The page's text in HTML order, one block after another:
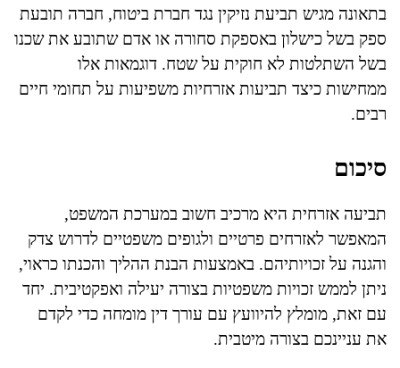
בתאונה מגיש תביעת נזיקין נגד חברת ביטוח, חברה תובעת
ספק בשל כישלון באספקת סחורה או אדם שתובע את שכנו
בשל השתלטות לא חוקית על שטח. דוגמאות אלו
ממחישות כיצד תביעות אזרחיות משפיעות על תחומי חיים
רבים.
סיכום
תביעה אזרחית היא מרכיב חשוב במערכת המשפט,
המאפשר לאזרחים פרטיים ולגופים משפטיים לדרוש צדק
והגנה על זכויותיהם. באמצעות הבנת ההליך והכנתו כראוי,
ניתן לממש זכויות משפטיות בצורה יעילה ואפקטיבית. יחד
עם זאת, מומלץ להיוועץ עם עורך דין מומחה כדי לקדם
את עניינכם בצורה מיטבית.